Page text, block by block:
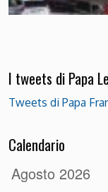
I tweets di Papa
Tweets di Papa
Calendario